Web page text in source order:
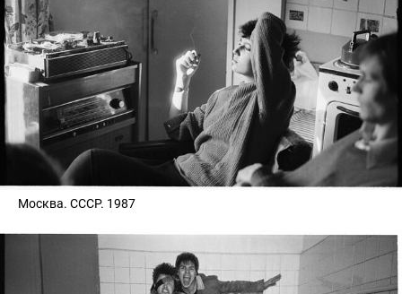
Москва. СССР. 1987